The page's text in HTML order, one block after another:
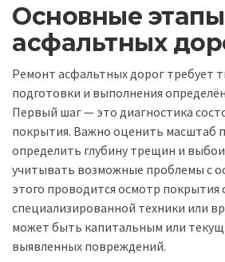
Основные
асфальтных
Ремонт асфальтных дорог требует
подготовки и выполнения
Первый шаг — это диагностика
покрытия. Важно оценить масштаб
определить глубину трещин и
учитывать возможные проблемы с
этого проводится осмотр покрытия
специализированной техники или
может быть капитальным или
выявленных повреждений.